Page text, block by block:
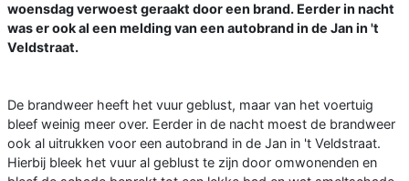
woensdag verwoest geraakt door een brand. Eerder in nacht
was er ook al een melding van een autobrand in de Jan in 't
Veldstraat.
De brandweer heeft het vuur geblust, maar van het voertuig
bleef weinig meer over. Eerder in de nacht moest de brandweer
ook al uitrukken voor een autobrand in de Jan in 't Veldstraat.
Hierbij bleek het vuur al geblust te zijn door omwonenden en